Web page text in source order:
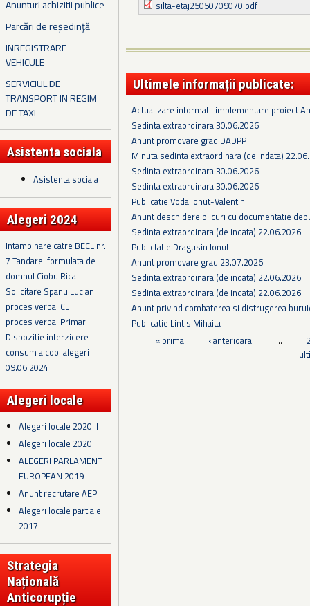
Anunturi achizitii publice
Parcări de reședință
INREGISTRARE
VEHICULE
SERVICIUL DE
TRANSPORT IN REGIM
DE TAXI
Asistenta sociala
Asistenta sociala
Alegeri 2024
Intampinare catre BECL nr.
7 Tandarei formulata de
domnul Ciobu Rica
Solicitare Spanu Lucian
proces verbal CL
proces verbal Primar
Dispozitie interzicere
consum alcool alegeri
09.06.2024
Alegeri locale
Alegeri locale 2020 II
Alegeri locale 2020
ALEGERI PARLAMENT
EUROPEAN 2019
Anunt recrutare AEP
Alegeri locale partiale
2017
Strategia
Națională
Anticorupție
silta-etaj25050709070.pdf
Ultimele informații publicate:
Actualizare informatii implementare proiect
Sedinta extraordinara 30.06.2026
Anunt promovare grad DADPP
Minuta sedinta extraordinara (de indata)
Sedinta extraordinara 30.06.2026
Sedinta extraordinara 30.06.2026
Publicatie Voda Ionut-Valentin
Anunt deschidere plicuri cu documentatie
Sedinta extraordinara (de indata) 22.06.2026
Publictatie Dragusin Ionut
Anunt promovare grad 23.07.2026
Sedinta extraordinara (de indata) 22.06.2026
Sedinta extraordinara (de indata) 22.06.2026
Anunt privind combaterea si distrugerea
Publicatie Lintis Mihaita
Pagini
« prima ‹ anterioara …